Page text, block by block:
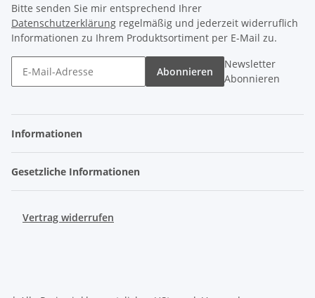
Bitte senden Sie mir entsprechend Ihrer
Datenschutzerklärung regelmäßig und jederzeit widerruflich
Informationen zu Ihrem Produktsortiment per E-Mail zu.
Abonnieren
Newsletter
Abonnieren
Informationen
Gesetzliche Informationen
Vertrag widerrufen